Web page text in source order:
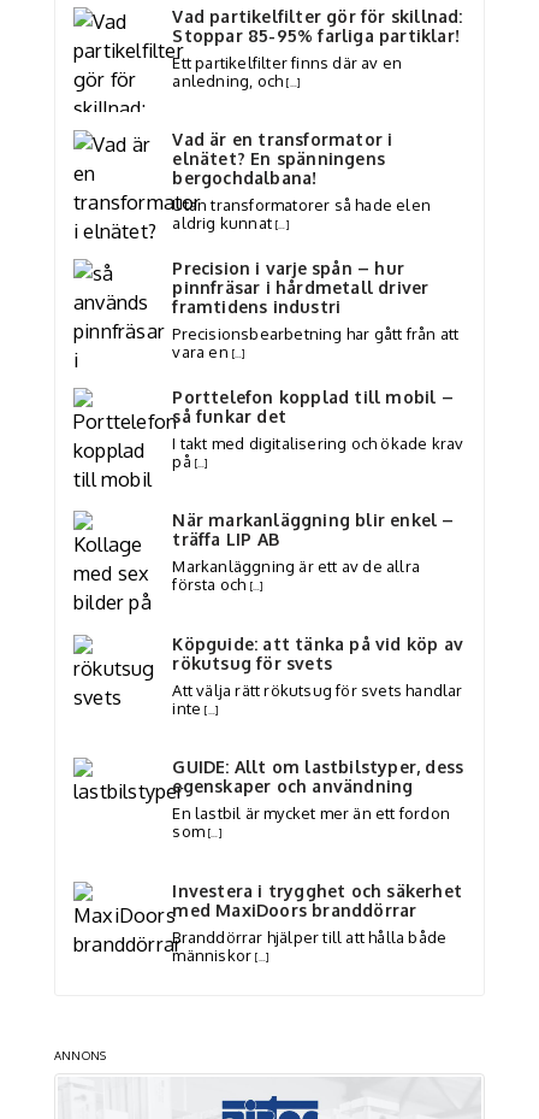
Vad partikelfilter gör för skillnad:
Stoppar 85-95% farliga partiklar!
Ett partikelfilter finns där av en
anledning, och[…]
Vad är en transformator i
elnätet? En spänningens
bergochdalbana!
Utan transformatorer så hade elen
aldrig kunnat[…]
Precision i varje spån – hur
pinnfräsar i hårdmetall driver
framtidens industri
Precisionsbearbetning har gått från att
vara en […]
Porttelefon kopplad till mobil –
så funkar det
I takt med digitalisering och ökade krav
på […]
När markanläggning blir enkel –
träffa LIP AB
Markanläggning är ett av de allra
första och […]
Köpguide: att tänka på vid köp av
rökutsug för svets
Att välja rätt rökutsug för svets handlar
inte[…]
GUIDE: Allt om lastbilstyper, dess
egenskaper och användning
En lastbil är mycket mer än ett fordon
som[…]
Investera i trygghet och säkerhet
med MaxiDoors branddörrar
Branddörrar hjälper till att hålla både
människor[…]
ANNONS